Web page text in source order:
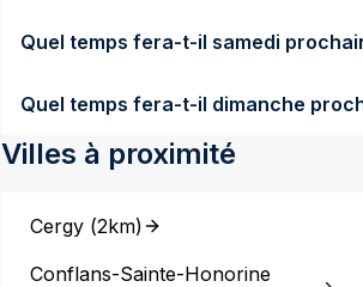
Villes à proximité
Cergy (2km)
Conflans-Sainte-Honorine